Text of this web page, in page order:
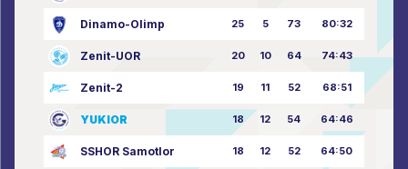
Dinamo-Olimp 25 5 73 80:32
Zenit-UOR 20 10 64 74:43
Zenit-2 19 11 52 68:51
YUKIOR 18 12 54 64:46
SSHOR Samotlor 18 12 52 64:50